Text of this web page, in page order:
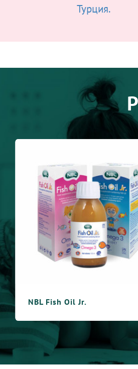
Турция.
NBL Pregna Formula